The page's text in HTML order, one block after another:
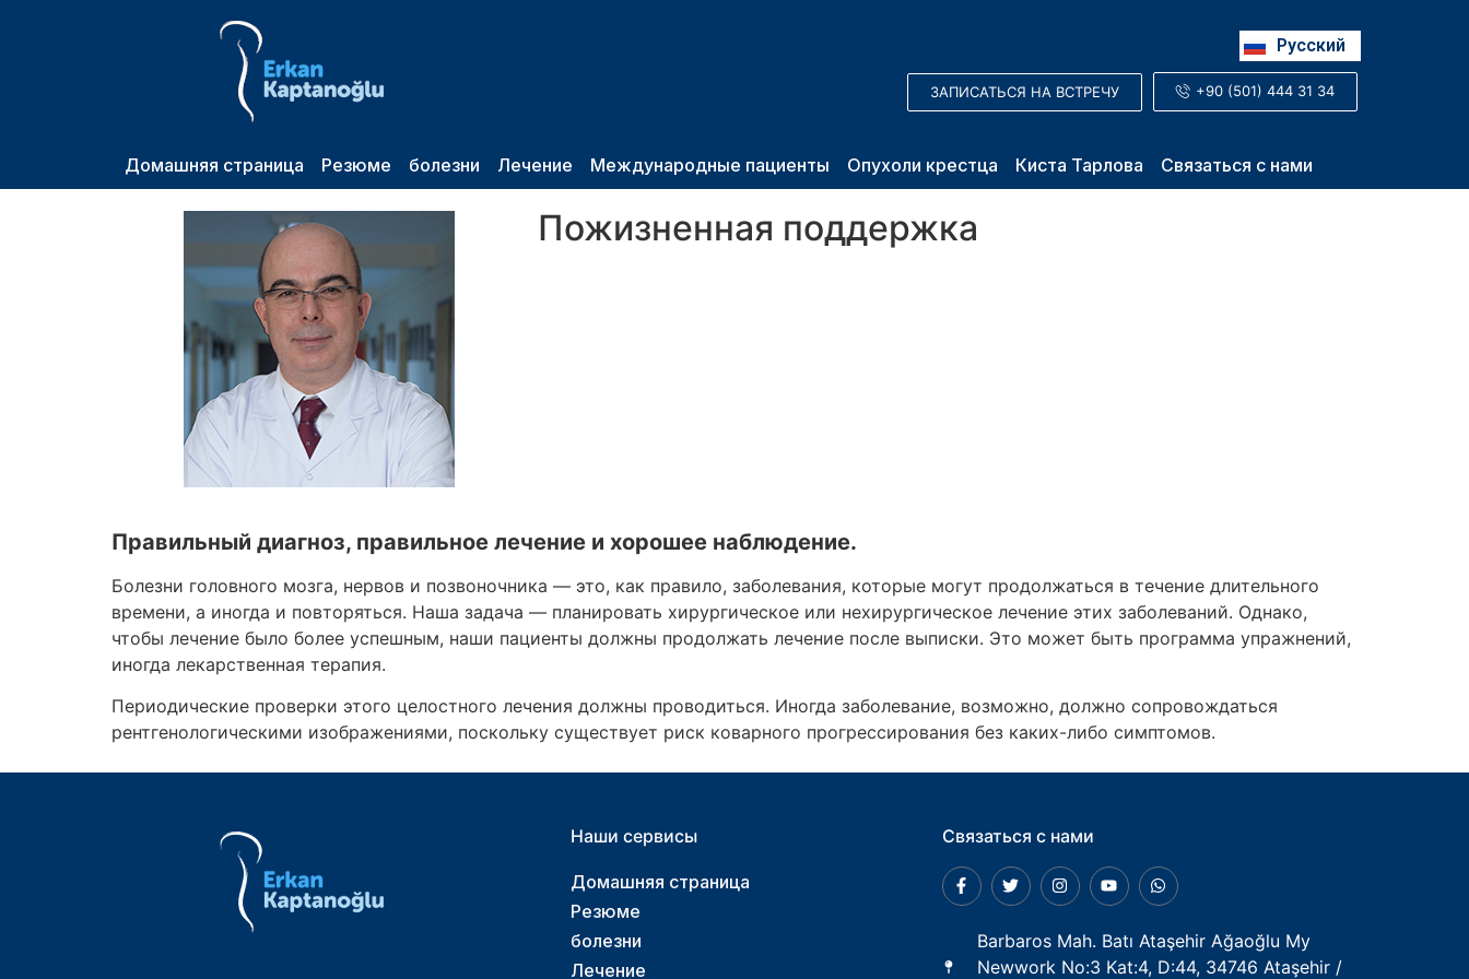
Русский
العربية
ЗАПИСАТЬСЯ НА ВСТРЕЧУ +90 (501) 444 31 34
Домашняя страница Резюме болезни Лечение Международные пациенты Опухоли крестца Киста Тарлова Связаться с нами
Пожизненная поддержка
Правильный диагноз, правильное лечение и хорошее наблюдение.
Болезни головного мозга, нервов и позвоночника — это, как правило, заболевания, которые могут продолжаться в течение длительного
времени, а иногда и повторяться. Наша задача — планировать хирургическое или нехирургическое лечение этих заболеваний. Однако,
чтобы лечение было более успешным, наши пациенты должны продолжать лечение после выписки. Это может быть программа упражнений,
иногда лекарственная терапия.
Периодические проверки этого целостного лечения должны проводиться. Иногда заболевание, возможно, должно сопровождаться
рентгенологическими изображениями, поскольку существует риск коварного прогрессирования без каких-либо симптомов.
Наши сервисы
Домашняя страница
Резюме
болезни
Лечение
Связаться с нами
Barbaros Mah. Batı Ataşehir Ağaoğlu My
Newwork No:3 Kat:4, D:44, 34746 Ataşehir /